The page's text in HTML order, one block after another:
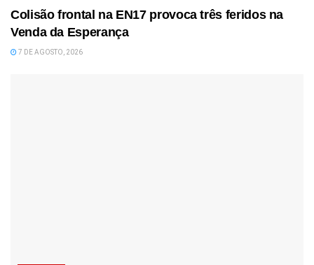
Colisão frontal na EN17 provoca três feridos na
Venda da Esperança
7 DE AGOSTO, 2026